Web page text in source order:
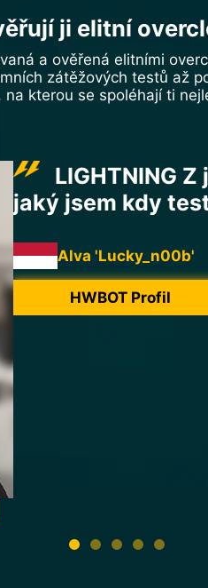
ji elitní
a ověřená elitními
zátěžových testů až
na kterou se spoléhají ti
Tato grafická
je skutečně
Měřicí body pro tři hlavní
monitorování a jádro je
které generují extrémně
pozitivní teplotě během
optimalizovaný pro
nad všemi napětími, se
jádra RTX 5090 blížících se
HWBOT Profil